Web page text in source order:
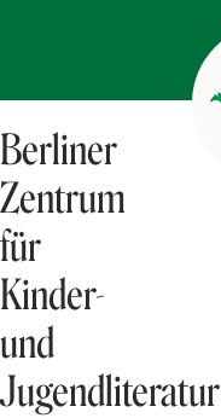
Berliner
Zentrum
für
Kinder-
und
Jugendliteratur